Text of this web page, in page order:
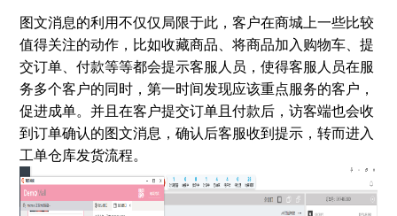
图文消息的利用不仅仅局限于此，客户在商城上一些比较
值得关注的动作，比如收藏商品、将商品加入购物车、提
交订单、付款等等都会提示客服人员，使得客服人员在服
务多个客户的同时，第一时间发现应该重点服务的客户，
促进成单。并且在客户提交订单且付款后，访客端也会收
到订单确认的图文消息，确认后客服收到提示，转而进入
工单仓库发货流程。